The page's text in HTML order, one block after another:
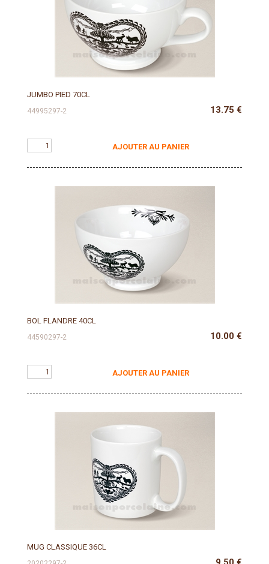
JUMBO PIED 70CL
44995297-2 13.75 €
AJOUTER AU PANIER
BOL FLANDRE 40CL
44590297-2 10.00 €
AJOUTER AU PANIER
MUG CLASSIQUE 36CL